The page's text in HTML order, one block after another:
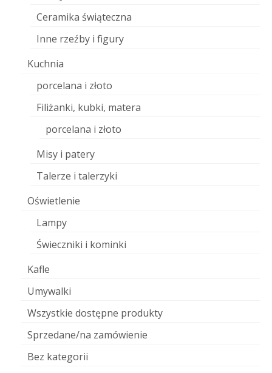
Ceramika świąteczna
Inne rzeźby i figury
Kuchnia
porcelana i złoto
Filiżanki, kubki, matera
porcelana i złoto
Misy i patery
Talerze i talerzyki
Oświetlenie
Lampy
Świeczniki i kominki
Kafle
Umywalki
Wszystkie dostępne produkty
Sprzedane/na zamówienie
Bez kategorii